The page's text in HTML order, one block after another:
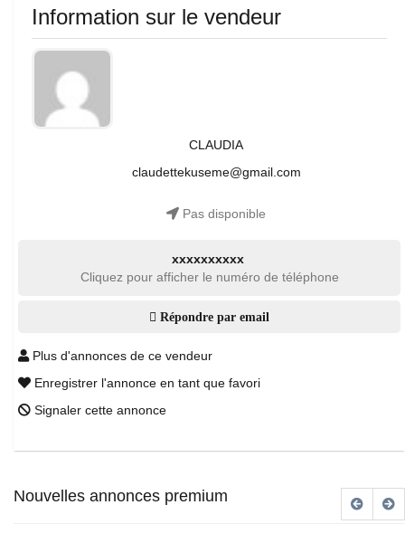
Information sur le vendeur
CLAUDIA
claudettekuseme@gmail.com
Pas disponible
xxxxxxxxxx
Cliquez pour afficher le numéro de téléphone
Répondre par email
Plus d'annonces de ce vendeur
Enregistrer l'annonce en tant que favori
Signaler cette annonce
Nouvelles annonces premium